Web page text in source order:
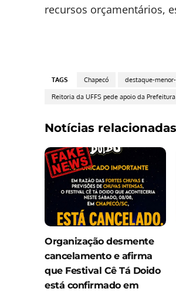
recursos orçamentários,
TAGS Chapecó destaque-
Reitoria da UFFS pede apoio da
Notícias relacionadas
Organização desmente
cancelamento e afirma
que Festival Cê Tá Doido
está confirmado em